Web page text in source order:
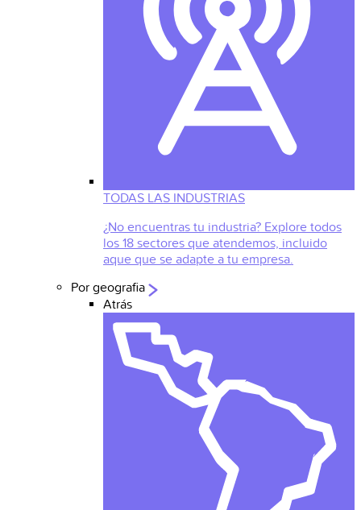
TODAS LAS INDUSTRIAS
¿No encuentras tu industria? Explore todos
los 18 sectores que atendemos, incluido
aque que se adapte a tu empresa.
Por geografia
Atrás